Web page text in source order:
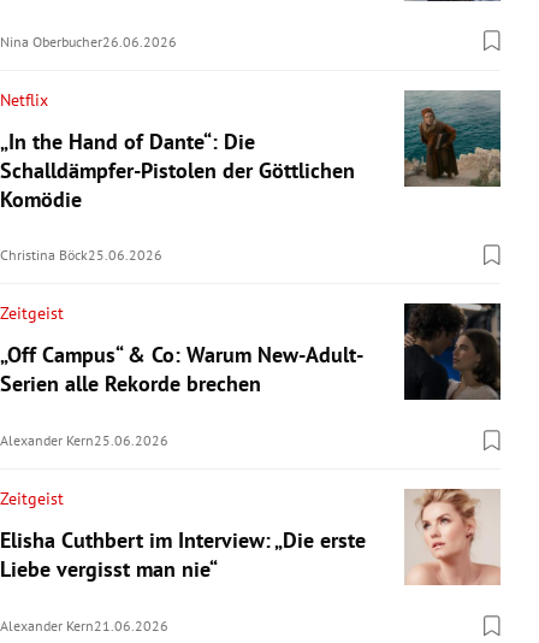
Nina Oberbucher26.06.2026
Netflix
„In the Hand of Dante“: Die
Schalldämpfer-Pistolen der Göttlichen
Komödie
Christina Böck25.06.2026
Zeitgeist
„Off Campus“ & Co: Warum New-Adult-
Serien alle Rekorde brechen
Alexander Kern25.06.2026
Zeitgeist
Elisha Cuthbert im Interview: „Die erste
Liebe vergisst man nie“
Alexander Kern21.06.2026